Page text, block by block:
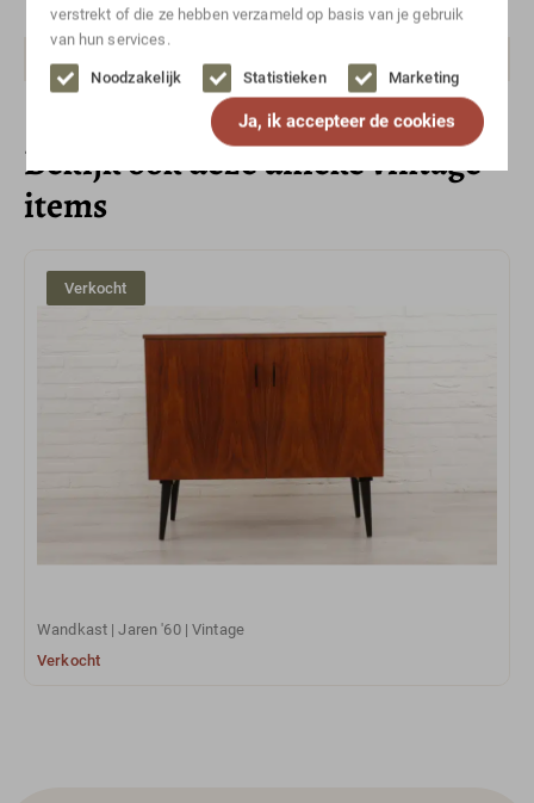
verstrekt of die ze hebben verzameld op basis van je gebruik
van hun services.
Noodzakelijk Statistieken Marketing
Ja, ik accepteer de cookies
Breedte range 50-100
Bekijk ook deze unieke vintage
items
Verkocht
Wandkast | Jaren '60 | Vintage
Verkocht